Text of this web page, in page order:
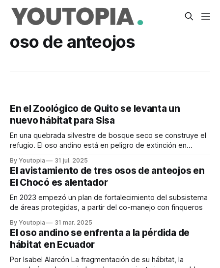
oso de anteojos
En el Zoológico de Quito se levanta un
nuevo hábitat para Sisa
En una quebrada silvestre de bosque seco se construye el
refugio. El oso andino está en peligro de extinción en
By Youtopia 31 jul. 2025
El avistamiento de tres osos de anteojos en
El Chocó es alentador
En 2023 empezó un plan de fortalecimiento del subsistema
de áreas protegidas, a partir del co-manejo con finqueros
By Youtopia 31 mar. 2025
El oso andino se enfrenta a la pérdida de
hábitat en Ecuador
Por Isabel Alarcón La fragmentación de su hábitat, la